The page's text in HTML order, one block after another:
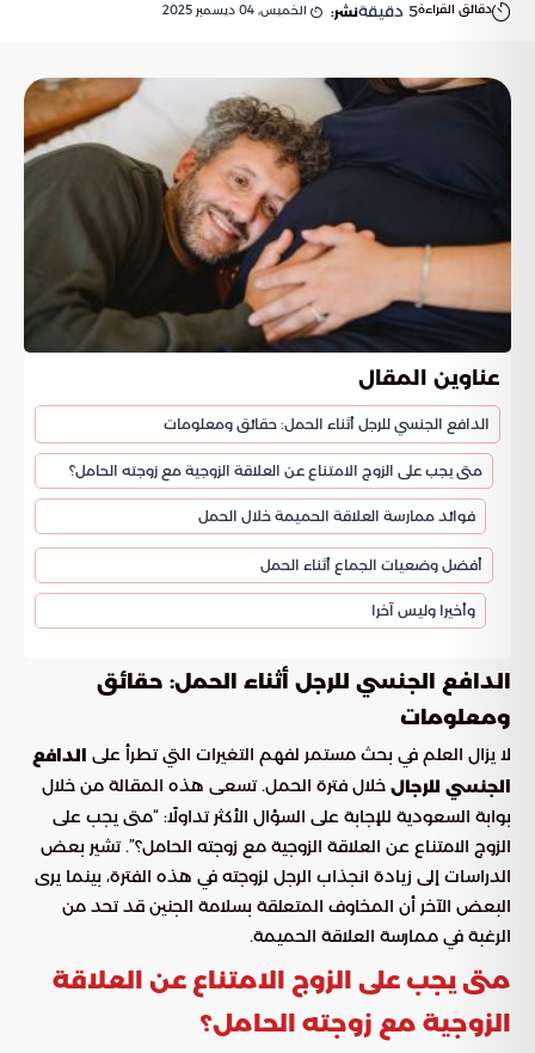
دقائق القراءة5 دقيقةنشر: الخميس, 04 ديسمبر 2025
عناوين المقال
الدافع الجنسي للرجل أثناء الحمل: حقائق ومعلومات
متى يجب على الزوج الامتناع عن العلاقة الزوجية مع زوجته الحامل؟
فوائد ممارسة العلاقة الحميمة خلال الحمل
أفضل وضعيات الجماع أثناء الحمل
وأخيرا وليس آخرا
الدافع الجنسي للرجل أثناء الحمل: حقائق
ومعلومات
لا يزال العلم في بحث مستمر لفهم التغيرات التي تطرأ على الدافع
الجنسي للرجال خلال فترة الحمل. تسعى هذه المقالة من خلال
بوابة السعودية للإجابة على السؤال الأكثر تداولًا: “متى يجب على
الزوج الامتناع عن العلاقة الزوجية مع زوجته الحامل؟”. تشير بعض
الدراسات إلى زيادة انجذاب الرجل لزوجته في هذه الفترة، بينما يرى
البعض الآخر أن المخاوف المتعلقة بسلامة الجنين قد تحد من
الرغبة في ممارسة العلاقة الحميمة.
متى يجب على الزوج الامتناع عن العلاقة
الزوجية مع زوجته الحامل؟